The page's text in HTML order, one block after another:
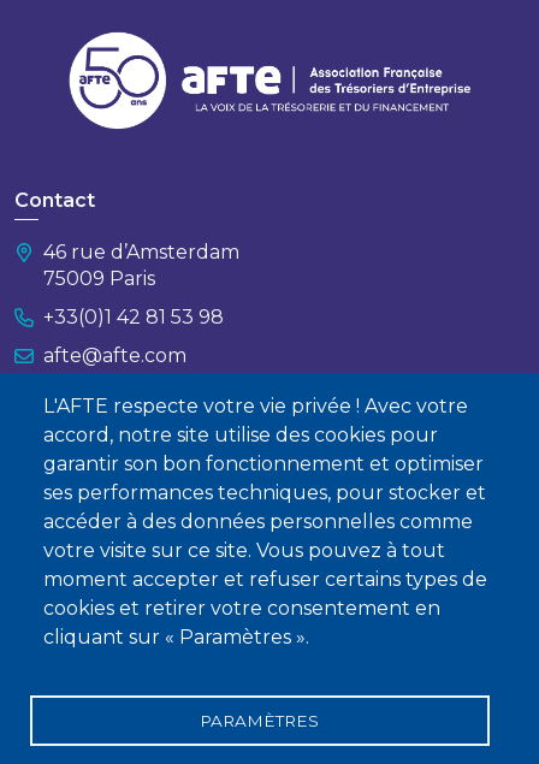
L'AFTE respecte votre vie privée ! Avec votre
accord, notre site utilise des cookies pour
garantir son bon fonctionnement et optimiser
ses performances techniques, pour stocker et
accéder à des données personnelles comme
votre visite sur ce site. Vous pouvez à tout
moment accepter et refuser certains types de
cookies et retirer votre consentement en
cliquant sur « Paramètres ».
PARAMÈTRES
Contact
46 rue d’Amsterdam
75009 Paris
+33(0)1 42 81 53 98
afte@afte.com
Nous contacter
À propos
Qui sommes-nous ?
Devenir membre
Mentions légales Conditions générales de vente